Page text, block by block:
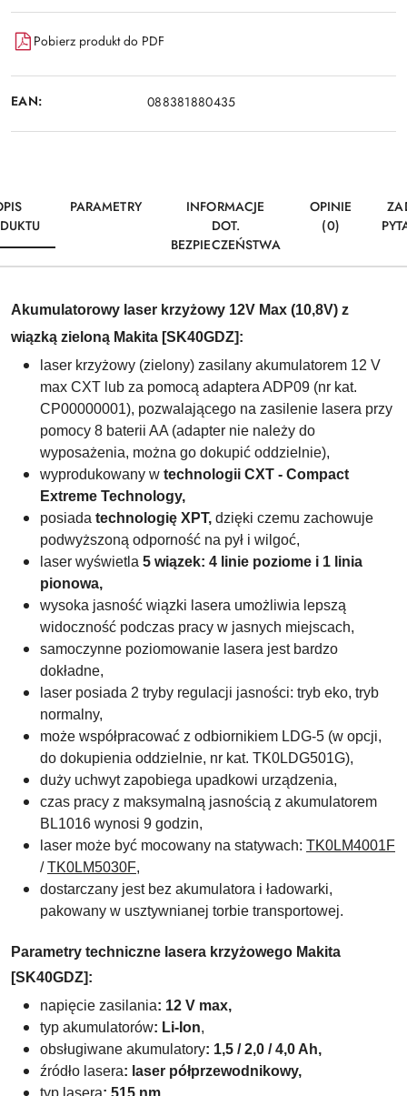
Pobierz produkt do PDF
EAN: 088381880435
PARAMETRY
INFORMACJE
DOT.
BEZPIECZEŃSTWA
OPINIE
(0)
Akumulatorowy laser krzyżowy 12V Max (10,8V) z
wiązką zieloną Makita [SK40GDZ]:
laser krzyżowy (zielony) zasilany akumulatorem 12 V
max CXT lub za pomocą adaptera ADP09 (nr kat.
CP00000001), pozwalającego na zasilenie lasera przy
pomocy 8 baterii AA (adapter nie należy do
wyposażenia, można go dokupić oddzielnie),
wyprodukowany w technologii CXT - Compact
Extreme Technology,
posiada technologię XPT, dzięki czemu zachowuje
podwyższoną odporność na pył i wilgoć,
laser wyświetla 5 wiązek: 4 linie poziome i 1 linia
pionowa,
wysoka jasność wiązki lasera umożliwia lepszą
widoczność podczas pracy w jasnych miejscach,
samoczynne poziomowanie lasera jest bardzo
dokładne,
laser posiada 2 tryby regulacji jasności: tryb eko, tryb
normalny,
może współpracować z odbiornikiem LDG-5 (w opcji,
do dokupienia oddzielnie, nr kat. TK0LDG501G),
duży uchwyt zapobiega upadkowi urządzenia,
czas pracy z maksymalną jasnością z akumulatorem
BL1016 wynosi 9 godzin,
laser może być mocowany na statywach: TK0LM4001F
/TK0LM5030F,
dostarczany jest bez akumulatora i ładowarki,
pakowany w usztywnianej torbie transportowej.
Parametry techniczne lasera krzyżowego Makita
[SK40GDZ]:
napięcie zasilania: 12 V max,
typ akumulatorów: Li-Ion,
obsługiwane akumulatory: 1,5 / 2,0 / 4,0 Ah,
źródło lasera: laser półprzewodnikowy,
typ lasera: 515 nm,